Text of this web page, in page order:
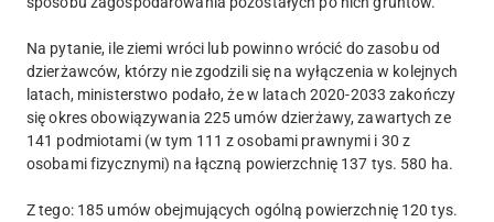
Na pytanie, ile ziemi wróci lub powinno wrócić do zasobu od
dzierżawców, którzy nie zgodzili się na wyłączenia w kolejnych
latach, ministerstwo podało, że w latach 2020-2033 zakończy
się okres obowiązywania 225 umów dzierżawy, zawartych ze
141 podmiotami (w tym 111 z osobami prawnymi i 30 z
osobami fizycznymi) na łączną powierzchnię 137 tys. 580 ha.
Z tego: 185 umów obejmujących ogólną powierzchnię 120 tys.